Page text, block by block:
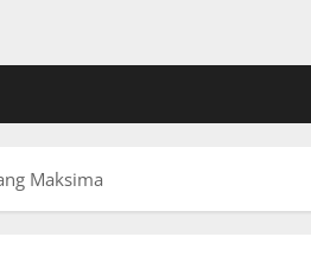
Maksima